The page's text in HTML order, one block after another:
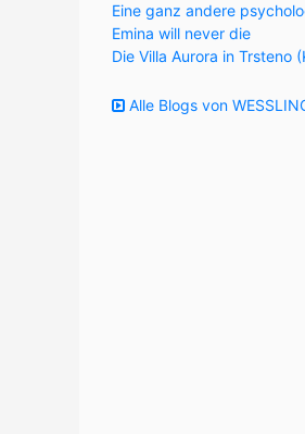
Eine ganz andere
Emina will never die
Die Villa Aurora in Trsteno
Alle Blogs von